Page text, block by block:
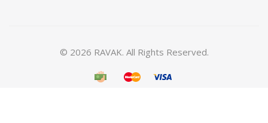
© 2026 RAVAK. All Rights Reserved.